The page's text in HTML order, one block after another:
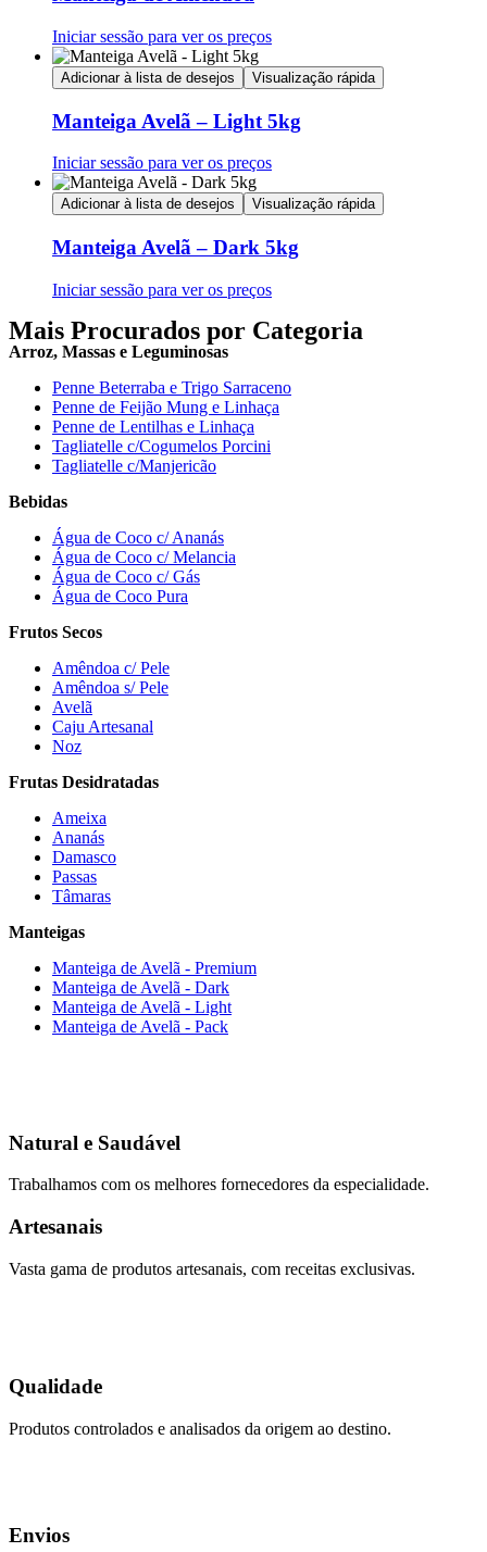
Iniciar sessão para ver os preços
Adicionar à lista de desejos Visualização rápida
Manteiga Avelã – Light 5kg
Iniciar sessão para ver os preços
Adicionar à lista de desejos Visualização rápida
Manteiga Avelã – Dark 5kg
Iniciar sessão para ver os preços
Mais Procurados por Categoria
Arroz, Massas e Leguminosas
Penne Beterraba e Trigo Sarraceno
Penne de Feijão Mung e Linhaça
Penne de Lentilhas e Linhaça
Tagliatelle c/Cogumelos Porcini
Tagliatelle c/Manjericão
Bebidas
Água de Coco c/ Ananás
Água de Coco c/ Melancia
Água de Coco c/ Gás
Água de Coco Pura
Frutos Secos
Amêndoa c/ Pele
Amêndoa s/ Pele
Avelã
Caju Artesanal
Noz
Frutas Desidratadas
Ameixa
Ananás
Damasco
Passas
Tâmaras
Manteigas
Manteiga de Avelã - Premium
Manteiga de Avelã - Dark
Manteiga de Avelã - Light
Manteiga de Avelã - Pack
Natural e Saudável
Trabalhamos com os melhores fornecedores da especialidade.
Artesanais
Vasta gama de produtos artesanais, com receitas exclusivas.
Qualidade
Produtos controlados e analisados da origem ao destino.
Envios